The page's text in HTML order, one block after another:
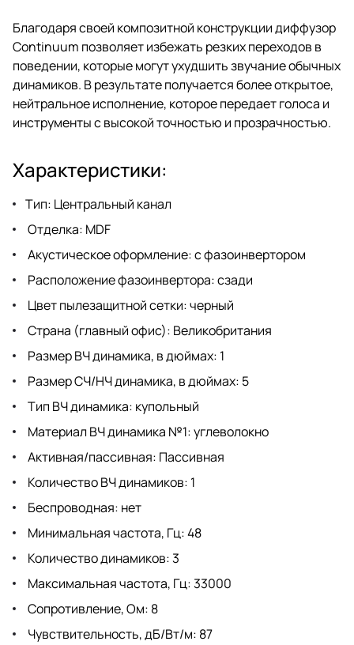
Благодаря своей композитной конструкции диффузор
Continuum позволяет избежать резких переходов в
поведении, которые могут ухудшить звучание обычных
динамиков. В результате получается более открытое,
нейтральное исполнение, которое передает голоса и
инструменты с высокой точностью и прозрачностью.
Характеристики:
Тип: Центральный канал
Отделка: MDF
Акустическое оформление: с фазоинвертором
Расположение фазоинвертора: сзади
Цвет пылезащитной сетки: черный
Страна (главный офис): Великобритания
Размер ВЧ динамика, в дюймах: 1
Размер СЧ/НЧ динамика, в дюймах: 5
Тип ВЧ динамика: купольный
Материал ВЧ динамика №1: углеволокно
Активная/пассивная: Пассивная
Количество ВЧ динамиков: 1
Беспроводная: нет
Минимальная частота, Гц: 48
Количество динамиков: 3
Максимальная частота, Гц: 33000
Сопротивление, Ом: 8
Чувствительность, дБ/Вт/м: 87